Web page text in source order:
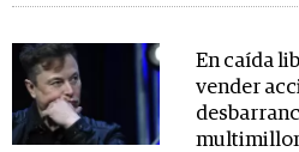
En caída
vender